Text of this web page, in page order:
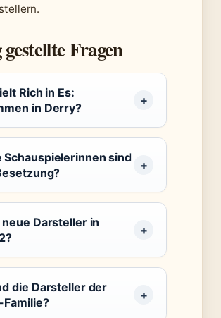
Fragen
Rich in Es:
in Derry?
Schauspielerinnen sind
Darsteller in
die Darsteller der
Familie?